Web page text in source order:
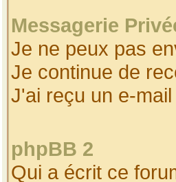
Messagerie
Je ne peux pas
Je continue de
J'ai reçu un e-
phpBB 2
Qui a écrit ce